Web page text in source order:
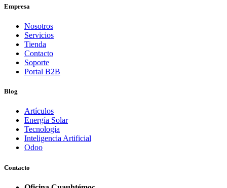
Empresa
Nosotros
Servicios
Tienda
Contacto
Soporte
Portal B2B
Blog
Artículos
Energía Solar
Tecnología
Inteligencia Artificial
Odoo
Contacto